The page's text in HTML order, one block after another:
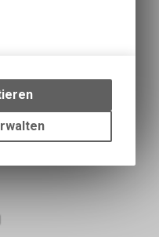
und
auf Ihrem Gerät,
Online-
auf Ihre